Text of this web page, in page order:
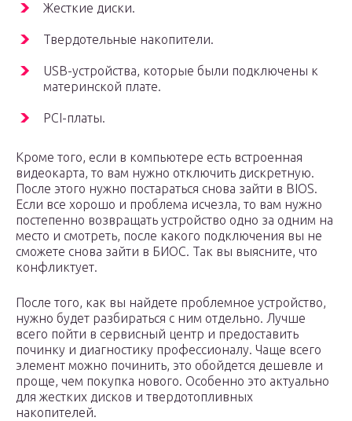
Жесткие диски.
Твердотельные накопители.
USB-устройства, которые были подключены к
материнской плате.
PCI-платы.
Кроме того, если в компьютере есть встроенная
видеокарта, то вам нужно отключить дискретную.
После этого нужно постараться снова зайти в BIOS.
Если все хорошо и проблема исчезла, то вам нужно
постепенно возвращать устройство одно за одним на
место и смотреть, после какого подключения вы не
сможете снова зайти в БИОС. Так вы выясните, что
конфликтует.
После того, как вы найдете проблемное устройство,
нужно будет разбираться с ним отдельно. Лучше
всего пойти в сервисный центр и предоставить
починку и диагностику профессионалу. Чаще всего
элемент можно починить, это обойдется дешевле и
проще, чем покупка нового. Особенно это актуально
для жестких дисков и твердотопливных
накопителей.